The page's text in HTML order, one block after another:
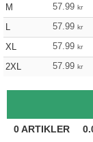
M
57.99 kr
L
57.99 kr
XL
57.99 kr
2XL
57.99 kr
0ARTIKLER